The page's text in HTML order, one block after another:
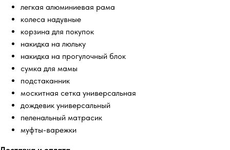
легкая алюминиевая рама
колеса надувные
корзина для покупок
накидка на люльку
накидка на прогулочный блок
сумка для мамы
подстаканник
москитная сетка универсальная
дождевик универсальный
пеленальный матрасик
муфты-варежки